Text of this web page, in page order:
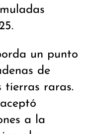
un punto
de
tierras raras.
a la